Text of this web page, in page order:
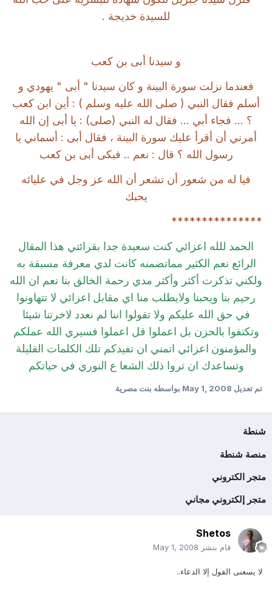
للسيدة خديجة .
و سيدنا أبى بن كعب
فعندما نزلت سورة البينة و كان سيدنا " أبى " يهودي و
أسلم فقال النبي ( صلى الله عليه وسلم ) : أين ابن كعب
؟ ... فجاء أبي ... فقال له النبي (صلى) : يا أبى إن الله
أمرني أن أقرأ عليك سورة البينة ، فقال أبى : أسماني يا
رسول الله ؟ قال : نعم .. فبكى أبى بن كعب
فيا له من شعور أن تشعر أن الله عز وجل في عليائه
يحبك
***************
الحمد للله اعزائي كنت سعيدة جدا بقرائتي هذا المقال
الرائع نعم الكثير مماتضمنه كانت لدي معرفة مسبقة به
ولكني تذكرت أكثر وأكثر مدي رحمة الخالق بنا نعم ان الله
رحيم بنا ويحبنا ولايطلب منا اي مقابل
اعزائي لا تتهاونوا
في حق الله عليكم ولا تقولوا اننا لم نعدد لاخرتنا شيئا
وتكتفوا بالحزن بل اعملوا قل اعملوا فسيري الله عملكم
والمؤمنون اعزائي اتمني ان تفيدكم تلك الكلمات القليلة
وتساعدك ان تروا ذلك الشعا ع النوري في حياتكم
تم تعديلMay 1, 2008بواسطه بنت مصرية
شنطة
منصة شنطة
متجر الكتروني
متجر إلكتروني مجاني
Shetos
قام بنشر May 1, 2008
لا يسعنى القول إلا الدعاء..